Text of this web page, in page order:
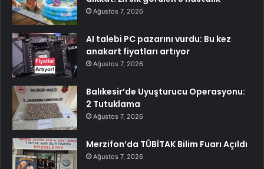
Ağustos 7, 2026
AI talebi PC pazarını vurdu: Bu kez
anakart fiyatları artıyor
Ağustos 7, 2026
Balıkesir’de Uyuşturucu Operasyonu:
2 Tutuklama
Ağustos 7, 2026
Merzifon’da TÜBİTAK Bilim Fuarı Açıldı
Ağustos 7, 2026